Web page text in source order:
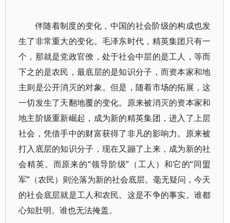
伴随着制度的变化，中国的社会阶级的构成也发
生了非常重大的变化。毛泽东时代，精英集团只有一
个，那就是党政官僚，处于社会中层的是工人，等而
下之的是农民，最底层的是知识分子，而资本家和地
主则是公开消灭的对象。但是，随着市场的拓展，这
一切发生了天翻地覆的变化。原来被消灭的资本家和
地主阶级重新崛起，成为新的精英集团，进入了上层
社会，凭借手中的财富获得了非凡的影响力。原来被
打入底层的知识分子，现在又蹦了上来，成为新的社
会精英。而原来的“领导阶级”（工人）和它的“同盟
军”（农民）则沦落为新的社会底层。毫无疑问，今天
的社会底层就是工人和农民。这是不争的事实。谁都
心知肚明。谁也无法掩盖。